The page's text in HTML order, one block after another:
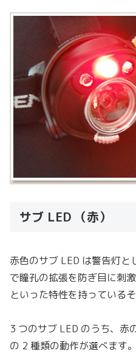
サブ LED （赤）
赤色のサブ LED は警告灯と
で瞳孔の拡張を防ぎ目に刺
といった特性を持っているそ
3 つのサブ LED のうち、赤
の 2 種類の動作が選べます